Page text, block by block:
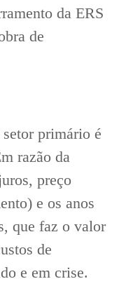
da ERS
de
primário é
razão da
preço
e os anos
que faz o valor
de
e em crise.